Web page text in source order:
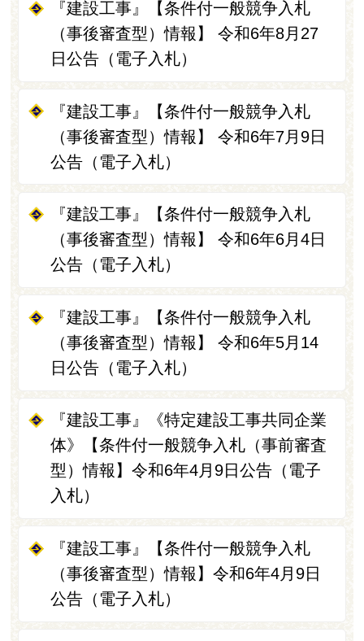
『建設工事』【条件付一般競争入札
（事後審査型）情報】 令和6年8月27
日公告（電子入札）
『建設工事』【条件付一般競争入札
（事後審査型）情報】 令和6年7月9日
公告（電子入札）
『建設工事』【条件付一般競争入札
（事後審査型）情報】 令和6年6月4日
公告（電子入札）
『建設工事』【条件付一般競争入札
（事後審査型）情報】 令和6年5月14
日公告（電子入札）
『建設工事』《特定建設工事共同企業
体》【条件付一般競争入札（事前審査
型）情報】令和6年4月9日公告（電子
入札）
『建設工事』【条件付一般競争入札
（事後審査型）情報】令和6年4月9日
公告（電子入札）